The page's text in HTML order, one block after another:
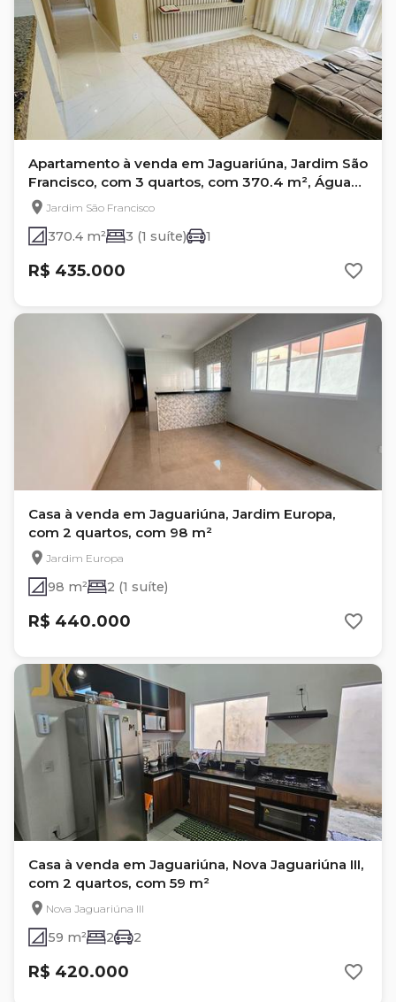
Apartamento à venda em Jaguariúna, Jardim São
Francisco, com 3 quartos, com 370.4 m², Águas
Verdes
Jardim São Francisco
370.4 m² 3 (1 suíte) 1
R$ 435.000
Casa à venda em Jaguariúna, Jardim Europa,
com 2 quartos, com 98 m²
Jardim Europa
98 m² 2 (1 suíte)
R$ 440.000
Casa à venda em Jaguariúna, Nova Jaguariúna III,
com 2 quartos, com 59 m²
Nova Jaguariúna III
59 m² 2 2
R$ 420.000